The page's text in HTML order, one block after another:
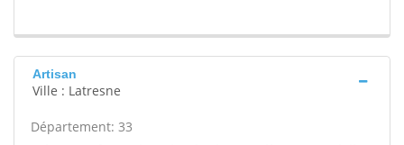
Artisan
Ville : Latresne
Département: 33